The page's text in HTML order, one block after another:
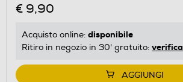
€ 9,90
Acquisto online: disponibile
Ritiro in negozio in 30' gratuito: verifica
AGGIUNGI